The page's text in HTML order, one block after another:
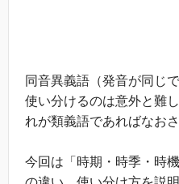
同音異義語（発音が同じ
使い分けるのは意外と難
れが類義語であればなおさ
今回は「時期・時季・時